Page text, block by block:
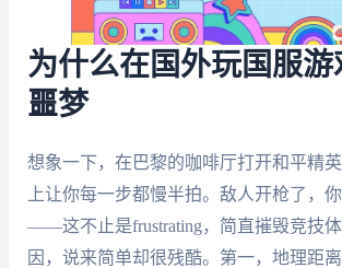
为什么在国外玩国服游
噩梦
想象一下，在巴黎的咖啡厅打开和平精英
上让你每一步都慢半拍。敌人开枪了，
——这不止是frustrating，简直摧毁竞技
因，说来简单却很残酷。第一，地理距